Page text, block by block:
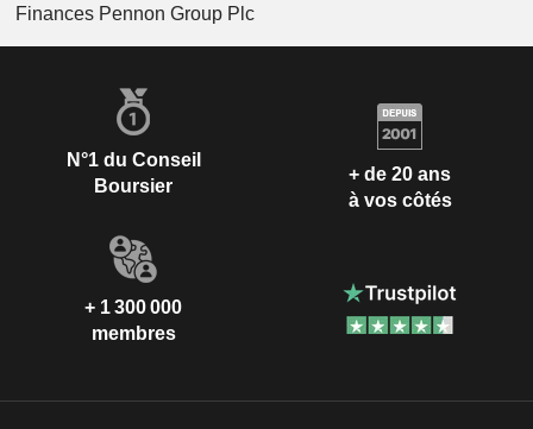
Finances Pennon Group Plc
N°1 du Conseil
Boursier
+ de 20 ans
à vos côtés
+ 1 300 000
membres